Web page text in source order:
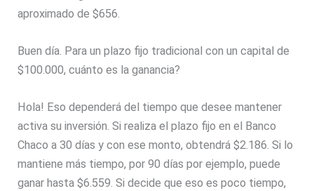
aproximado de $656.
Buen día. Para un plazo fijo tradicional con un capital de
$100.000, cuánto es la ganancia?
Hola! Eso dependerá del tiempo que desee mantener
activa su inversión. Si realiza el plazo fijo en el Banco
Chaco a 30 días y con ese monto, obtendrá $2.186. Si lo
mantiene más tiempo, por 90 días por ejemplo, puede
ganar hasta $6.559. Si decide que eso es poco tiempo,